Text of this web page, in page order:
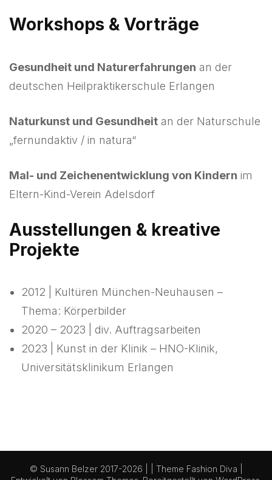
Workshops & Vorträge
Gesundheit und Naturerfahrungen an der
deutschen Heilpraktikerschule Erlangen
Naturkunst und Gesundheit an der Naturschule
„fernundaktiv / in natura“
Mal- und Zeichenentwicklung von Kindern im
Eltern-Kind-Verein Adelsdorf
Ausstellungen & kreative
Projekte
2012 | Kultüren München-Neuhausen –
Thema: Körperbilder
2020 – 2023 | div. Auftragsarbeiten
2023 | Kunst in der Klinik – HNO-Klinik,
Universitätsklinikum Erlangen
© Susann Belzer 2017-2026 | | Theme Fashion Diva |